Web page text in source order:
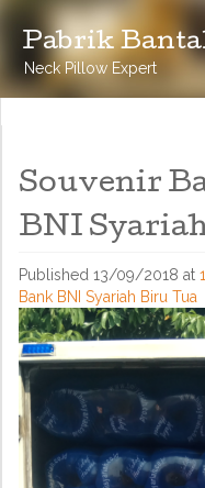
Pabrik
Neck Pillow Expert
Souvenir
BNI
Published 13/09/2018 at
Bank BNI Syariah Biru Tua